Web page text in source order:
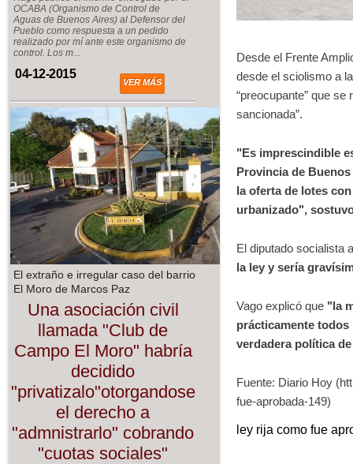
OCABA (Organismo de Control de
Aguas de Buenos Aires) al Defensor del
Pueblo como respuesta a un pedido
realizado por mí ante este organismo de
control. Los m...
04-12-2015
VER MÁS
El extraño e irregular caso del barrio
El Moro de Marcos Paz
Una asociación civil
llamada "Club de
Campo El Moro" habría
decidido
"privatizalo"otorgandose
el derecho a
"admnistrarlo" cobrando
"cuotas sociales"
Desde el Frente
desde el sciolismo a
“preocupante” que
sancionada”.
"Es imprescindible
Provincia de
la oferta de lotes
urbanizado",
El diputado socialista
la ley y sería
Vago explicó que "la
prácticamente todos
verdadera política
Fuente: Diario Hoy
fue-aprobada-149)
ley rija como fue